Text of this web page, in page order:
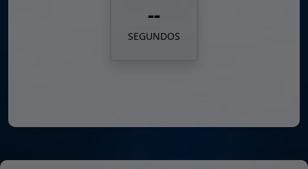
--
SEGUNDOS